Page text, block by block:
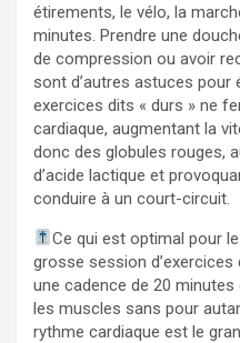
étirements, le vélo, la
minutes. Prendre une
de compression ou avoir
sont d’autres astuces pour
exercices dits « durs » ne
cardiaque, augmentant la
donc des globules rouges,
d’acide lactique et
conduire à un court-circuit.
Ce qui est optimal pour
grosse session
une cadence de 20 minutes
les muscles sans pour
rythme cardiaque est le